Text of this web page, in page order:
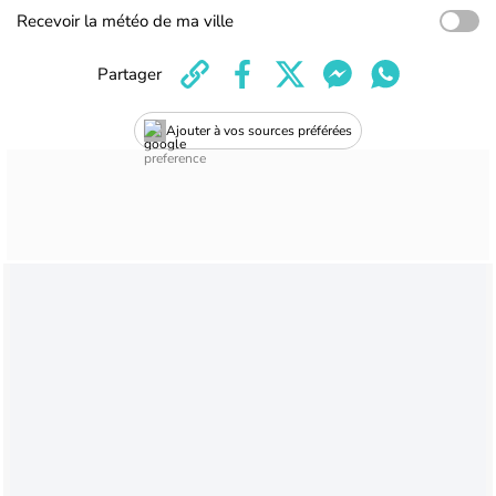
Recevoir la météo de ma ville
Ajouter à vos sources préférées
Partager